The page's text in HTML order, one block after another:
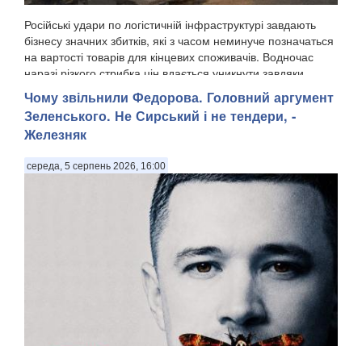
Російські удари по логістичній інфраструктурі завдають
бізнесу значних збитків, які з часом неминуче позначаться
на вартості товарів для кінцевих споживачів. Водночас
наразі різкого стрибка цін вдається уникнути завдяки
Чому звільнили Федорова. Головний аргумент
Зеленського. Не Сирський і не тендери, -
Железняк
середа, 5 серпень 2026, 16:00